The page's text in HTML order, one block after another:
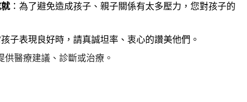
：為了避免造成孩子、親子關係有太多壓力，您對孩子的
孩子表現良好時，請真誠坦率、衷心的讚美他們。
醫療建議、診斷或治療。